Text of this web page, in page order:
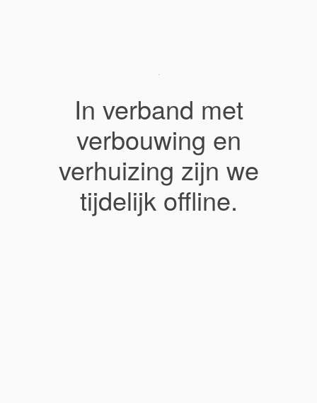
In verband met
verbouwing en
verhuizing zijn we
tijdelijk offline.